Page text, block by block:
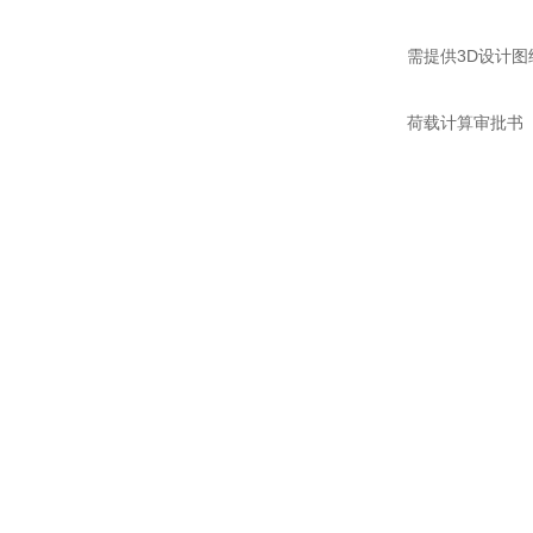
需提供3D设计图
荷载计算审批书